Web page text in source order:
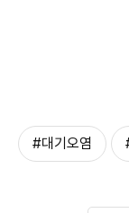
#대기오염